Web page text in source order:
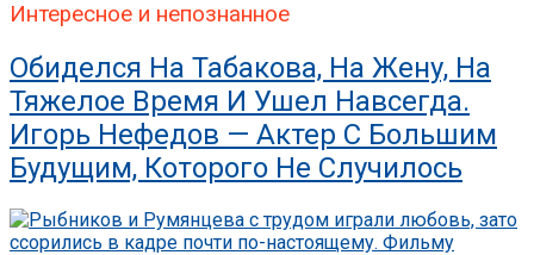
Интересное и непознанное
Обиделся На Табакова, На Жену, На
Тяжелое Время И Ушел Навсегда.
Игорь Нефедов — Актер С Большим
Будущим, Которого Не Случилось